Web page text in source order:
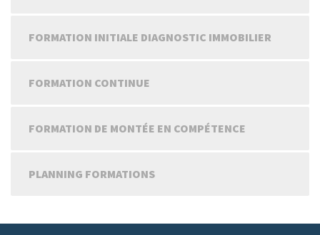
FORMATION INITIALE DIAGNOSTIC IMMOBILIER
FORMATION CONTINUE
FORMATION DE MONTÉE EN COMPÉTENCE
PLANNING FORMATIONS